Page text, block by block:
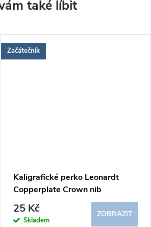
Začátečník
Kaligrafické perko Leonardt
Copperplate Crown nib
25 Kč
Skladem
ZOBRAZIT